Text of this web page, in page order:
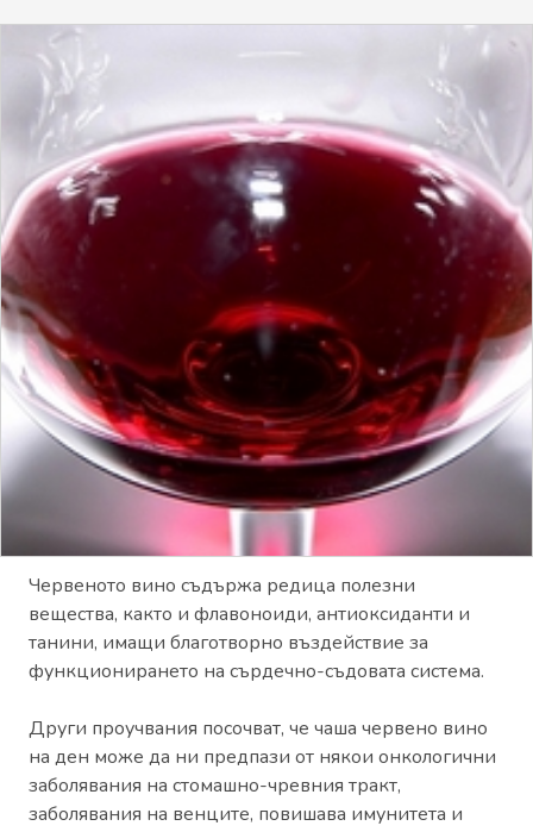
Червеното вино съдържа редица полезни
вещества, както и флавоноиди, антиоксиданти и
танини, имащи благотворно въздействие за
функционирането на сърдечно-съдовата система.
Други проучвания посочват, че чаша червено вино
на ден може да ни предпази от някои онкологични
заболявания на стомашно-чревния тракт,
заболявания на венците, повишава имунитета и